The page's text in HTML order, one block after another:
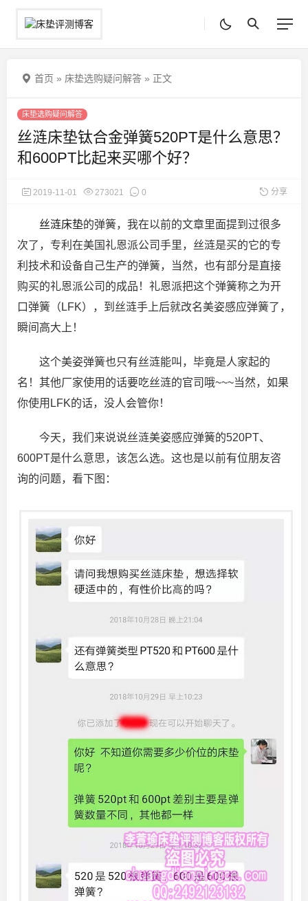
首页 » 床垫选购疑问解答 » 正文
床垫选购疑问解答
丝涟床垫钛合金弹簧520PT是什么意思？
和600PT比起来买哪个好？
2019-11-01 273021 0 分享
丝涟床垫的弹簧，我在以前的文章里面提到过很多
次了，专利在美国礼恩派公司手里，丝涟是买的它的专
利技术和设备自己生产的弹簧，当然，也有部分是直接
购买的礼恩派公司的成品！礼恩派把这个弹簧称之为开
口 弹簧（LFK），到丝涟手上后就改名美姿感应弹簧了，
瞬间高大上！
这个美姿弹簧也只有丝涟能叫，毕竟是人家起的
名！其他厂家使用的话要吃丝涟的官司哦~~~当然，如果
你使用LFK的话，没人会管你！
今天，我们来说说丝涟美姿感应弹簧的520PT、
600PT是什么意思，该怎么选。这也是以前有位朋友咨
询的问题，看下图：